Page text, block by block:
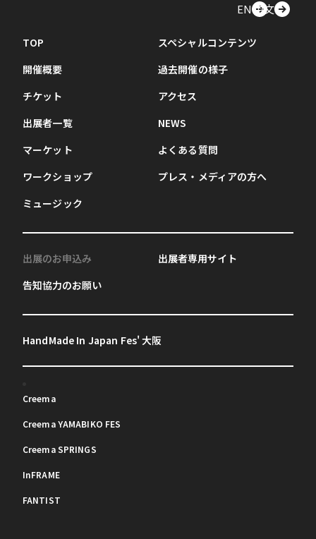
EN中文
TOP
開催概要
チケット
出展者一覧
マーケット
ワークショップ
ミュージック
スペシャルコンテンツ
過去開催の様子
アクセス
NEWS
よくある質問
プレス・メディアの方へ
出展のお申込み
告知協力のお願い
出展者専用サイト
HandMade In Japan Fes' 大阪
Creema
Creema YAMABIKO FES
Creema SPRINGS
InFRAME
FANTIST